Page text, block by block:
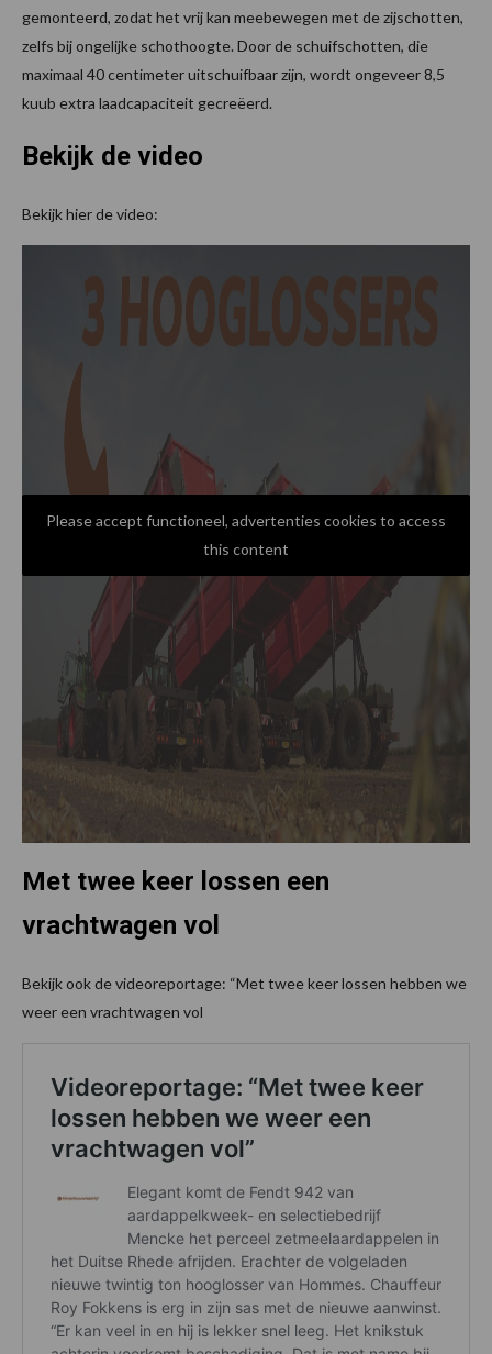
gemonteerd, zodat het vrij kan meebewegen met de zijschotten,
zelfs bij ongelijke schothoogte. Door de schuifschotten, die
maximaal 40 centimeter uitschuifbaar zijn, wordt ongeveer 8,5
kuub extra laadcapaciteit gecreëerd.
Bekijk de video
Bekijk hier de video:
Please accept functioneel, advertenties cookies to access
this content
Met twee keer lossen een
vrachtwagen vol
Bekijk ook de videoreportage: “Met twee keer lossen hebben we
weer een vrachtwagen vol